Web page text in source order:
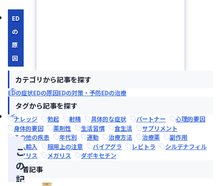
ED
の
原
因
レ
ジ
こ
の
記
カテゴリから記事を探す
EDの症状EDの原因EDの対策・予防EDの治療
タグから記事を探す
ナレッジ 勃起 射精 具体的な症状 パートナー
心理的要因
身体的要因
薬剤性 生活習慣 食生活
サプリメント
その他の疾患
年代別 運動 治療方法 治療薬
副作用
個人輸入
服用上の注意 バイアグラ レビトラ
シルデナフィル
シアリス
メガリス ダポキセチン
新着記事